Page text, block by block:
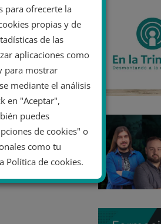
para ofrecerte la
propias y de
de las
aplicaciones como
para mostrar
mediante el análisis
en "Aceptar",
puedes
de cookies" o
como tu
Política de cookies.